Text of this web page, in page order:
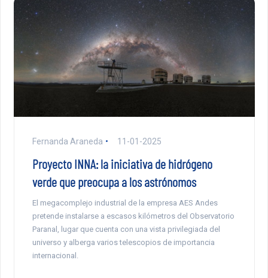
Fernanda Araneda 11-01-2025
Proyecto INNA: la iniciativa de hidrógeno
verde que preocupa a los astrónomos
El megacomplejo industrial de la empresa AES Andes
pretende instalarse a escasos kilómetros del Observatorio
Paranal, lugar que cuenta con una vista privilegiada del
universo y alberga varios telescopios de importancia
internacional.